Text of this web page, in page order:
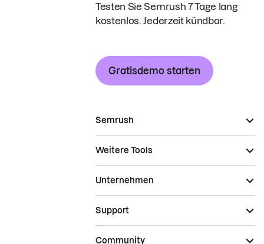
Testen Sie Semrush 7 Tage lang
kostenlos. Jederzeit kündbar.
Gratisdemo starten
Semrush
Weitere Tools
Unternehmen
Support
Community